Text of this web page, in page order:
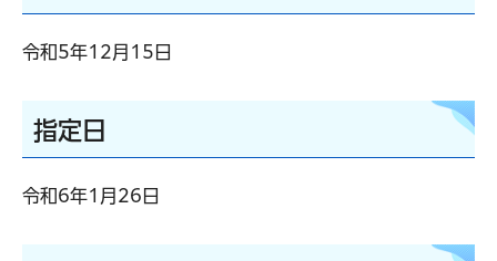
令和5年12月15日
指定日
令和6年1月26日